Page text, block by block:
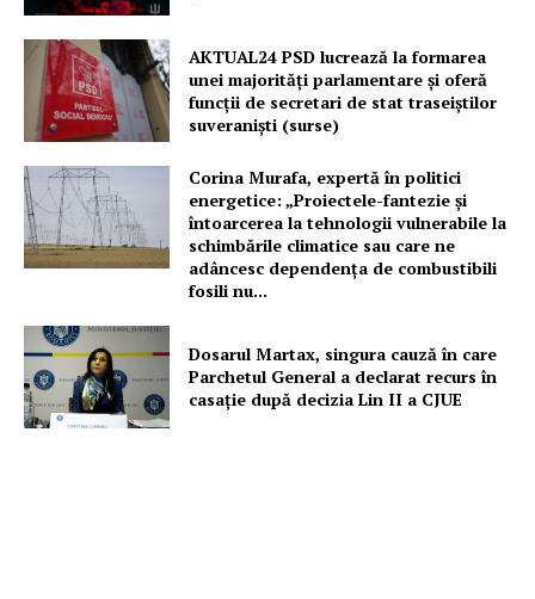
AKTUAL24 PSD lucrează la formarea
unei majorităţi parlamentare și oferă
funcții de secretari de stat traseiștilor
suveraniști (surse)
Corina Murafa, expertă în politici
energetice: „Proiectele-fantezie și
întoarcerea la tehnologii vulnerabile la
schimbările climatice sau care ne
adâncesc dependența de combustibili
fosili nu...
Dosarul Martax, singura cauză în care
Parchetul General a declarat recurs în
casație după decizia Lin II a CJUE